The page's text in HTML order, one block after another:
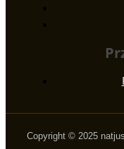
Copyright © 2025